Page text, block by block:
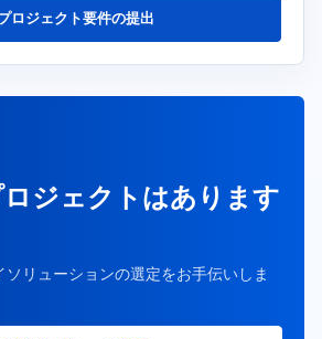
ロジェクト要件の提出
ジェクトはあります
リューションの選定をお手伝いしま